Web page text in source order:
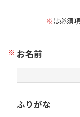
※ は必須
お名前
ふりがな